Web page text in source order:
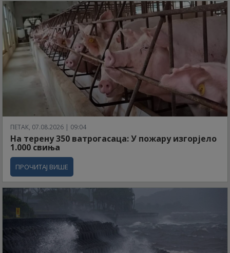
ПЕТАК, 07.08.2026 | 09:04
На терену 350 ватрогасаца: У пожару изгорјело
1.000 свиња
ПРОЧИТАЈ ВИШЕ